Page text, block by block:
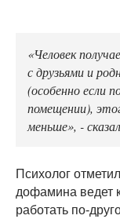
«Человек
с друзьями и
(особенно если
помещении),
меньше», -
Психолог
дофамина ведет
работать по-